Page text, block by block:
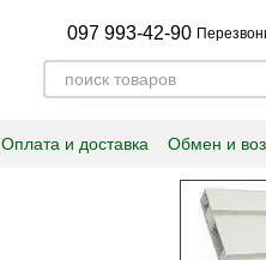
097 993-42-90
Оплата и доставка Обмен и